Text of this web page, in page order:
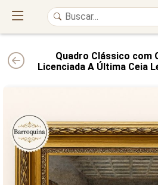
UM ATELIÊ 100%
Quadro Clássico com
Licenciada A Última Ceia